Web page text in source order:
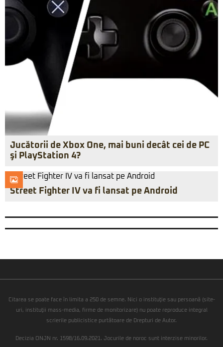
Jucătorii de Xbox One, mai buni decât cei de PC
şi PlayStation 4?
Street Fighter IV va fi lansat pe Android
Citarea se poate face în limita a 250 de semne. Nici o instituţie sau persoană (site-
uri, instituţii mass-media, firme de monitorizare) nu poate reproduce integral
scrierile publicistice purtătoare de Drepturi de Autor.
Decizia ONJN nr. 1598/16.09.2021. Jocurile de noroc sunt interzise minorilor.